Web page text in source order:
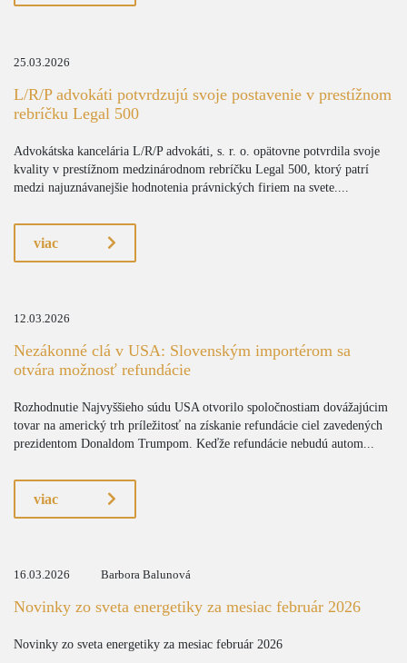
25.03.2026
L/R/P advokáti potvrdzujú svoje postavenie v prestížnom
rebríčku Legal 500
Advokátska kancelária L/R/P advokáti, s. r. o. opätovne potvrdila svoje
kvality v prestížnom medzinárodnom rebríčku Legal 500, ktorý patrí
medzi najuznávanejšie hodnotenia právnických firiem na svete....
viac
12.03.2026
Nezákonné clá v USA: Slovenským importérom sa
otvára možnosť refundácie
Rozhodnutie Najvyššieho súdu USA otvorilo spoločnostiam dovážajúcim
tovar na americký trh príležitosť na získanie refundácie ciel zavedených
prezidentom Donaldom Trumpom. Keďže refundácie nebudú autom...
viac
16.03.2026 Barbora Balunová
Novinky zo sveta energetiky za mesiac február 2026
Novinky zo sveta energetiky za mesiac február 2026